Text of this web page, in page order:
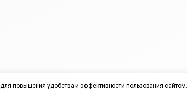
для повышения удобства и эффективности пользования сайтом.